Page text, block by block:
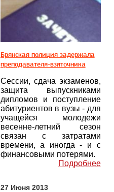
Брянская полиция задержала
преподавателя-взяточника
Сессии, сдача экзаменов,
защита выпускниками
дипломов и поступление
абитуриентов в вузы - для
учащейся молодежи
весенне-летний сезон
связан с затратами
времени, а иногда - и с
финансовыми потерями.
Подробнее
27 Июня 2013